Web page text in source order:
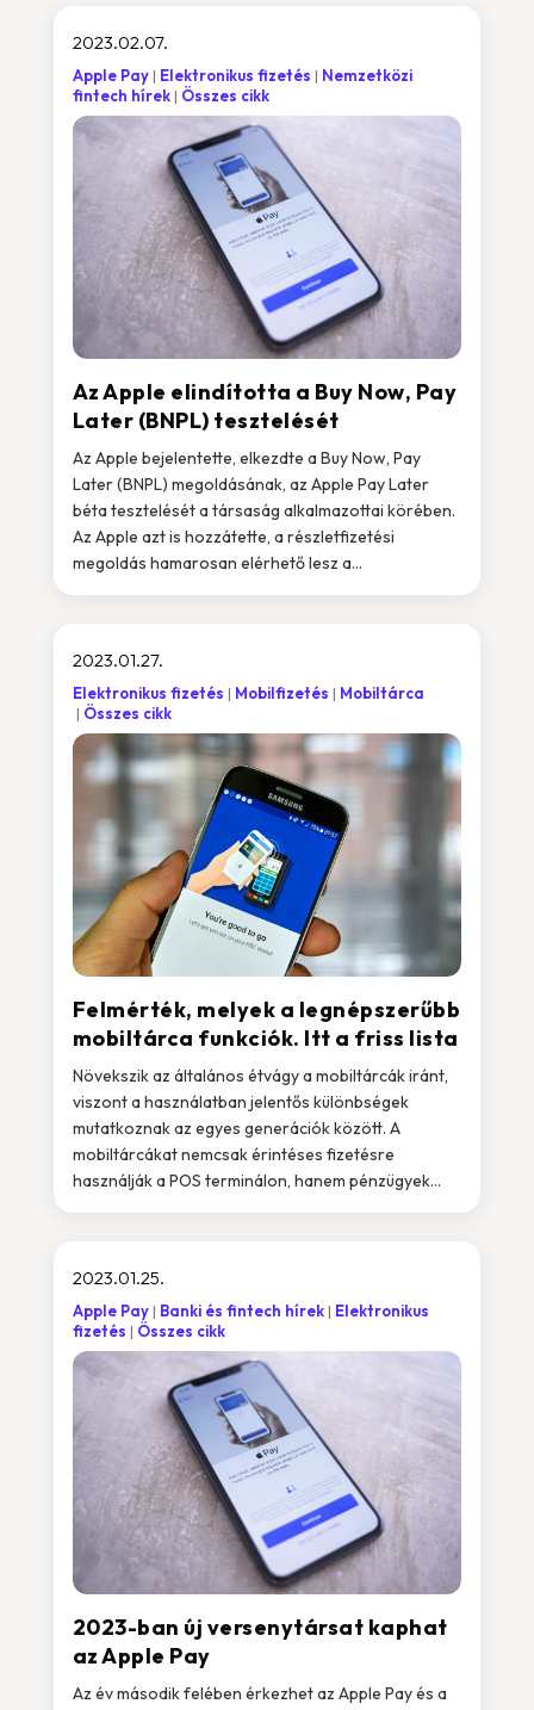
Az Apple elindította a Buy Now, Pay
Later (BNPL) tesztelését
2023.02.07.
Apple Pay Elektronikus fizetés
Nemzetközi
fintech hírek
Összes cikk
Az Apple bejelentette, elkezdte a Buy Now, Pay
Later (BNPL) megoldásának, az Apple Pay Later
béta tesztelését a társaság alkalmazottai körében.
Az Apple azt is hozzátette, a részletfizetési
megoldás hamarosan elérhető lesz a...
Felmérték, melyek a legnépszerűbb
mobiltárca funkciók. Itt a friss lista
2023.01.27.
Elektronikus fizetés Mobilfizetés
Mobiltárca
Összes cikk
Növekszik az általános étvágy a mobiltárcák iránt,
viszont a használatban jelentős különbségek
mutatkoznak az egyes generációk között. A
mobiltárcákat nemcsak érintéses fizetésre
használják a POS terminálon, hanem pénzügyek...
2023-ban új versenytársat kaphat
az Apple Pay
2023.01.25.
Apple Pay Banki és fintech hírek
Elektronikus
fizetés
Összes cikk
Az év második felében érkezhet az Apple Pay és a